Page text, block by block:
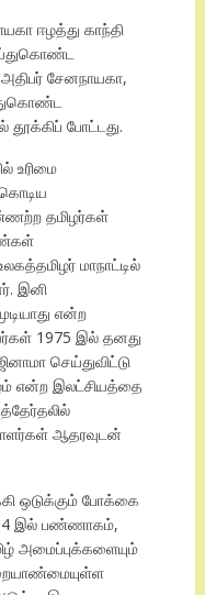
ஈழத்து காந்தி
சேனநாயகா,
தூக்கிப் போட்டது.
உரிமை
தமிழர்கள்
மாநாட்டில்
இனி
என்ற
1975 இல் தனது
செய்துவிட்டு
என்ற இலட்சியத்தை
ஆதரவுடன்
ஒடுக்கும் போக்கை
இல் பண்ணாகம்,
அமைப்புக்களையும்